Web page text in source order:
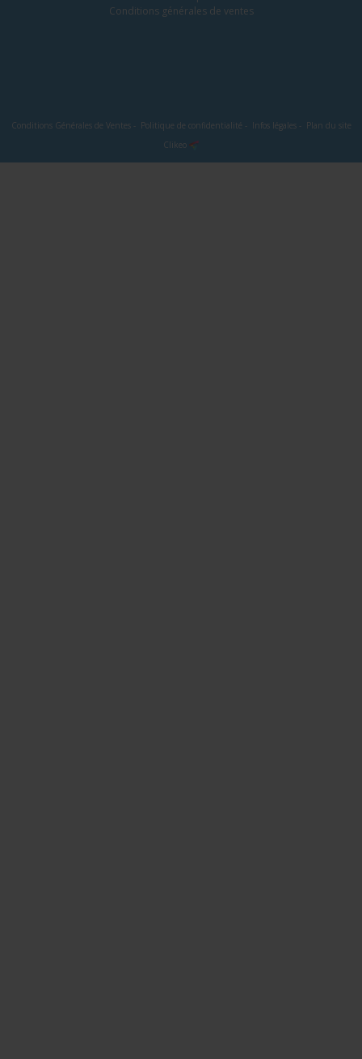
Conditions générales de ventes
Conditions Générales de Ventes- Politique de confidentialité - Infos légales- Plan du site
Clikeo